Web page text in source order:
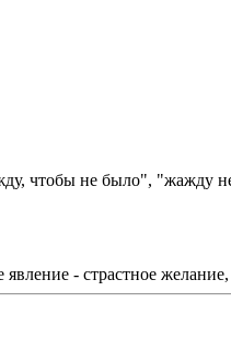
чтобы не было", "жажду
- страстное